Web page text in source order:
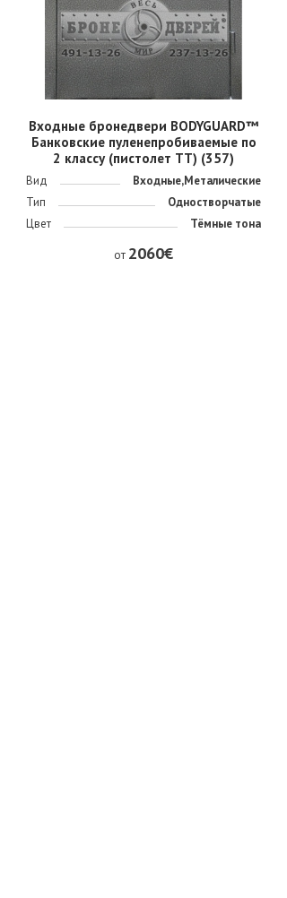
Входные бронедвери BODYGUARD™
Банковские пуленепробиваемые по
2 классу (пистолет ТТ) (357)
Вид
Входные,Металические
Тип
Одностворчатые
Цвет
Тёмные тона
от 2060€